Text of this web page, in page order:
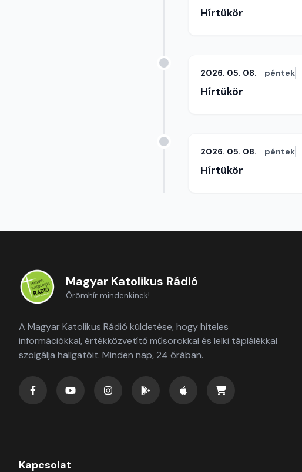
Hírtükör
2026. 05. 08. péntek
Hírtükör
2026. 05. 08. péntek
Hírtükör
Magyar Katolikus Rádió
Örömhír mindenkinek!
A Magyar Katolikus Rádió küldetése, hogy hiteles
információkkal, értékközvetítő műsorokkal és lelki táplálékkal
szolgálja hallgatóit. Minden nap, 24 órában.
Kapcsolat